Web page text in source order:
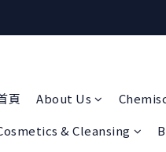
頁 About Us
& Cleansing